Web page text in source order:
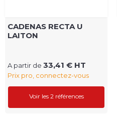
CADENAS RECTA U
LAITON
A partir de 33,41 € HT
Prix pro, connectez-vous
Voir les 2 références